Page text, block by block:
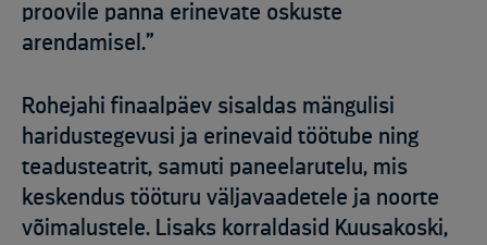
proovile panna erinevate oskuste
arendamisel.”
Rohejahi finaalpäev sisaldas mängulisi
haridustegevusi ja erinevaid töötube ning
teadusteatrit, samuti paneelarutelu, mis
keskendus tööturu väljavaadetele ja noorte
võimalustele. Lisaks korraldasid Kuusakoski,